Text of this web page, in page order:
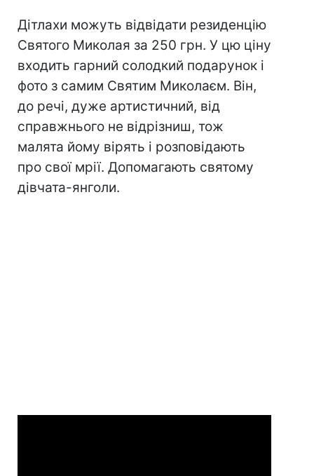
Дітлахи можуть відвідати резиденцію
Святого Миколая за 250 грн. У цю ціну
входить гарний солодкий подарунок і
фото з самим Святим Миколаєм. Він,
до речі, дуже артистичний, від
справжнього не відрізниш, тож
малята йому вірять і розповідають
про свої мрії. Допомагають святому
дівчата-янголи.